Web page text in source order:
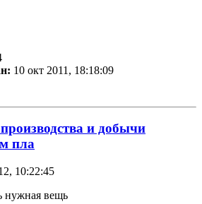
10 окт 2011, 18:18:09
и добычи
пла
10:22:45
нужная вещь